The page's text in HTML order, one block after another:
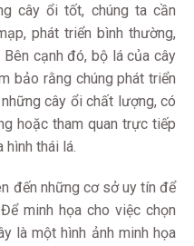
cây ổi tốt, chúng ta cần
phát triển bình thường,
cạnh đó, bộ lá của cây
bảo rằng chúng phát triển
cây ổi chất lượng, có
hoặc tham quan trực tiếp
thái lá.
đến những cơ sở uy tín để
minh họa cho việc chọn
là một hình ảnh minh họa